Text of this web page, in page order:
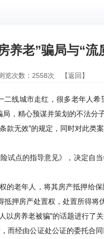
老”骗局与“流
览次数：2558次 【返回】
线城市走红，很多老年人
，精心预谋并策划的不法分
无效”的规定，同时对此类
试点的指导意见》，决定自
的老年人，将其房产抵押给
押房产处置权，处置所得将
以房养老被骗”的话题进行了
而经由公证处公证的委托合